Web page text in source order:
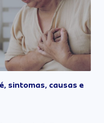
sintomas, causas e